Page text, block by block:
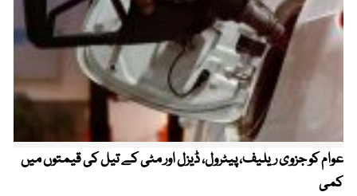
عوام کو جزوی ریلیف، پیٹرول، ڈیزل اور مٹی کے تیل کی قیمتوں میں
کمی